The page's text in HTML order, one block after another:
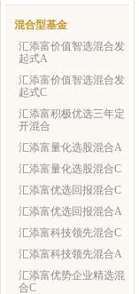
混合型基金
汇添富价值智选混合发
起式A
汇添富价值智选混合发
起式C
汇添富积极优选三年定
开混合
汇添富量化选股混合A
汇添富量化选股混合C
汇添富优选回报混合C
汇添富优选回报混合A
汇添富科技领先混合C
汇添富科技领先混合A
汇添富优势企业精选混
合C